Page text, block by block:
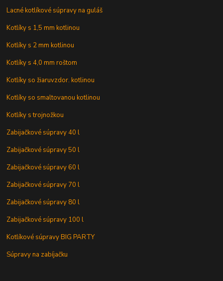
Lacné kotlíkové súpravy na guláš
Kotlíky s 1,5 mm kotlinou
Kotlíky s 2 mm kotlinou
Kotlíky s 4,0 mm roštom
Kotlíky so žiaruvzdor. kotlinou
Kotlíky so smaltovanou kotlinou
Kotlíky s trojnožkou
Zabijačkové súpravy 40 l
Zabijačkové súpravy 50 l
Zabijačkové súpravy 60 l
Zabijačkové súpravy 70 l
Zabijačkové súpravy 80 l
Zabijačkové súpravy 100 l
Kotlíkové súpravy BIG PARTY
Súpravy na zabíjačku